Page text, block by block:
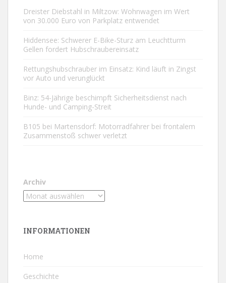
Dreister Diebstahl in Miltzow: Wohnwagen im Wert
von 30.000 Euro von Parkplatz entwendet
Hiddensee: Schwerer E-Bike-Sturz am Leuchtturm
Gellen fordert Hubschraubereinsatz
Rettungshubschrauber im Einsatz: Kind läuft in Zingst
vor Auto und verunglückt
Binz: 54-Jährige beschimpft Sicherheitsdienst nach
Hunde- und Camping-Streit
B105 bei Martensdorf: Motorradfahrer bei frontalem
Zusammenstoß schwer verletzt
Archiv
INFORMATIONEN
Home
Geschichte